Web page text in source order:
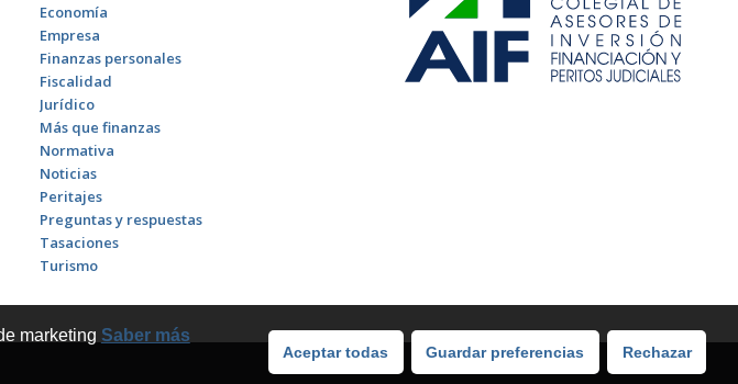
marketing Saber más
Aceptar todas Guardar preferencias Rechazar
Economía
Empresa
Finanzas personales
Fiscalidad
Jurídico
Más que finanzas
Normativa
Noticias
Peritajes
Preguntas y respuestas
Tasaciones
Turismo